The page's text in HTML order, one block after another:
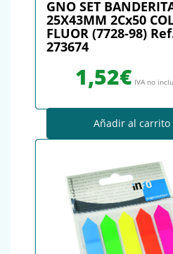
GNO SET
25X43MM 2Cx50
FLUOR (7728-98)
273674
1,52€ IVA no
Añadir al carrito